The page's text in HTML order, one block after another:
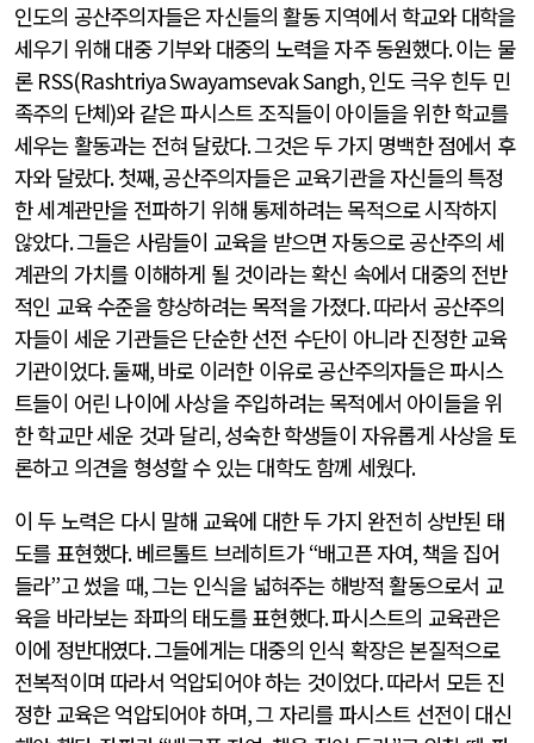
인도의 공산주의자들은 자신들의 활동 지역에서 학교와 대학을
세우기 위해 대중 기부와 대중의 노력을 자주 동원했다.이는 물
론 RSS(Rashtriya Swayamsevak Sangh,인도 극우 힌두 민
족주의 단체)와 같은 파시스트 조직들이 아이들을 위한 학교를
세우는 활동과는 전혀 달랐다.그것은 두 가지 명백한 점에서 후
자와 달랐다.첫째,공산주의자들은 교육기관을 자신들의 특정
한 세계관만을 전파하기 위해 통제하려는 목적으로 시작하지
않았다.그들은 사람들이 교육을 받으면 자동으로 공산주의 세
계관의 가치를 이해하게 될 것이라는 확신 속에서 대중의 전반
적인 교육 수준을 향상하려는 목적을 가졌다.따라서 공산주의
자들이 세운 기관들은 단순한 선전 수단이 아니라 진정한 교육
기관이었다.둘째,바로 이러한 이유로 공산주의자들은 파시스
트들이 어린 나이에 사상을 주입하려는 목적에서 아이들을 위
한 학교만 세운 것과 달리,성숙한 학생들이 자유롭게 사상을 토
론하고 의견을 형성할 수 있는 대학도 함께 세웠다.
이 두 노력은 다시 말해 교육에 대한 두 가지 완전히 상반된 태
도를 표현했다.베르톨트 브레히트가“배고픈 자여, 책을 집어
들라”고 썼을 때,그는 인식을 넓혀주는 해방적 활동으로서 교
육을 바라보는 좌파의 태도를 표현했다.파시스트의 교육관은
이에 정반대였다.그들에게는 대중의 인식 확장은 본질적으로
전복적이며 따라서 억압되어야 하는 것이었다.따라서 모든 진
정한 교육은 억압되어야 하며,그 자리를 파시스트 선전이 대신